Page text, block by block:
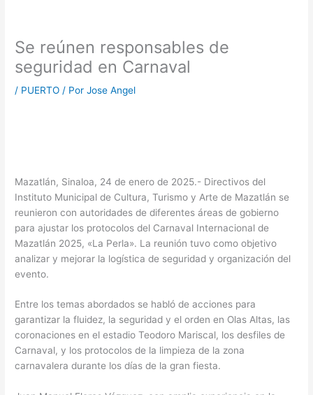
Se reúnen responsables de
seguridad en Carnaval
/ PUERTO / PorJose Angel
Mazatlán, Sinaloa, 24 de enero de 2025.- Directivos del
Instituto Municipal de Cultura, Turismo y Arte de Mazatlán se
reunieron con autoridades de diferentes áreas de gobierno
para ajustar los protocolos del Carnaval Internacional de
Mazatlán 2025, «La Perla». La reunión tuvo como objetivo
analizar y mejorar la logística de seguridad y organización del
evento.
Entre los temas abordados se habló de acciones para
garantizar la fluidez, la seguridad y el orden en Olas Altas, las
coronaciones en el estadio Teodoro Mariscal, los desfiles de
Carnaval, y los protocolos de la limpieza de la zona
carnavalera durante los días de la gran fiesta.